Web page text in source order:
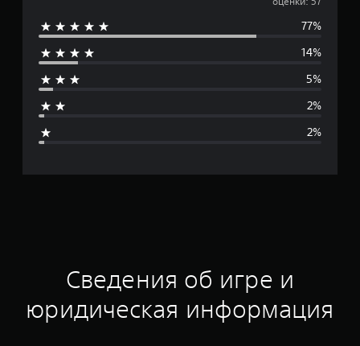
е
д
о
н
к
77%
14%
5%
2%
2%
Сведения об игре и
юридическая информация